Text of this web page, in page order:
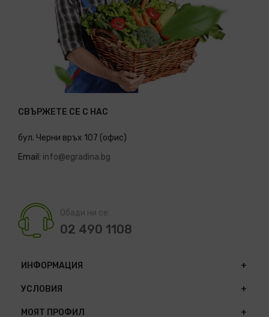
СВЪРЖЕТЕ СЕ С НАС
бул. Черни връх 107 (офис)
Email: info@egradina.bg
Обади ни се:
02 490 1108
ИНФОРМАЦИЯ
УСЛОВИЯ
МОЯТ ПРОФИЛ